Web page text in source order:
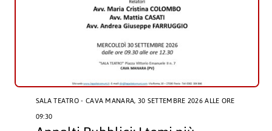
SALA TEATRO - CAVA MANARA, 30 SETTEMBRE 2026 ALLE ORE
09:30